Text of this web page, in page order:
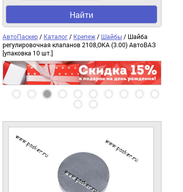
Найти
АвтоПаскер / Каталог / Крепеж / Шайбы / Шайба
регулировочная клапанов 2108,ОКА (3.00) АвтоВАЗ
[упаковка 10 шт.]